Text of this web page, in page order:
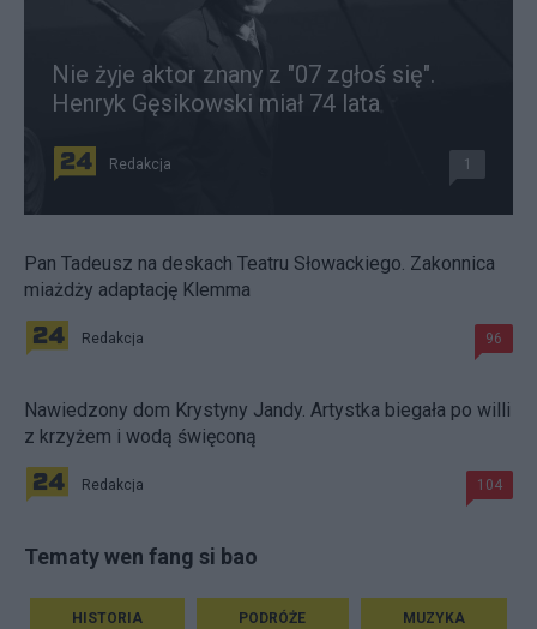
Nie żyje aktor znany z "07 zgłoś się".
Henryk Gęsikowski miał 74 lata
Redakcja 1
Pan Tadeusz na deskach Teatru Słowackiego. Zakonnica
miażdży adaptację Klemma
Redakcja 96
Nawiedzony dom Krystyny Jandy. Artystka biegała po willi
z krzyżem i wodą święconą
Redakcja 104
Tematy wen fang si bao
HISTORIA PODRÓŻE MUZYKA